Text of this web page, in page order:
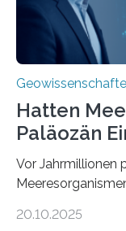
Hatten
Paläozän
Vor Jahrmillionen
Sedimenten zu
20.10.2025